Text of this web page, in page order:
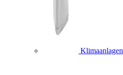
Klimaanlagen